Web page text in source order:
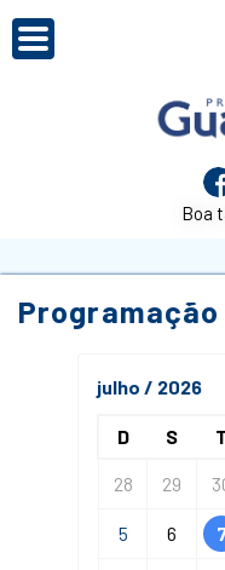
Boa
julho / 2026
D S T
28 29
5 6